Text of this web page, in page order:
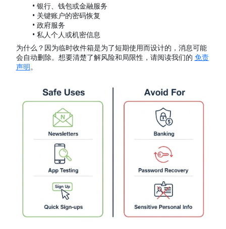
银行、钱包或金融服务
关键账户的密码恢复
政府服务
私人个人或机密信息
为什么？因为临时收件箱是为了短期使用而设计的，消息可能
会自动删除。想要清楚了解风险和局限性，请阅读我们的 免责
声明。